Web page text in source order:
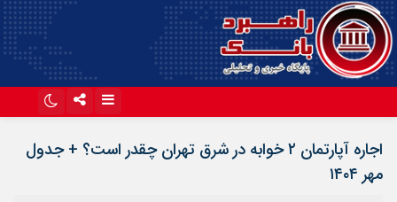
آپارات
اجاره آپارتمان ۲ خوابه در شرق تهران چقدر است؟ + جدول
مهر ۱۴۰۴